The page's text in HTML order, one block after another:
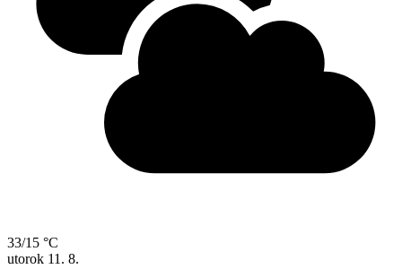
33/15 °C
utorok 11. 8.